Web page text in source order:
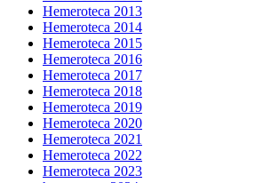
Hemeroteca 2013
Hemeroteca 2014
Hemeroteca 2015
Hemeroteca 2016
Hemeroteca 2017
Hemeroteca 2018
Hemeroteca 2019
Hemeroteca 2020
Hemeroteca 2021
Hemeroteca 2022
Hemeroteca 2023